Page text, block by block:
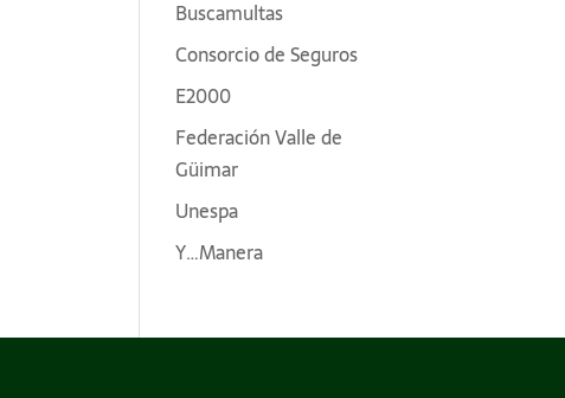
Buscamultas
Consorcio de Seguros
E2000
Federación Valle de
Güimar
Unespa
Y…Manera